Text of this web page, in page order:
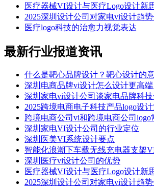
医疗器械VI设计与医疗Logo设计新
2025深圳设计公司对家电vi设计趋
医疗logo科技的治愈力视觉表达
最新行业报道资讯
什么是靶心品牌设计？靶心设计的
深圳电商品牌vi设计怎么设计更高端
深圳家电vi设计公司谈家电品牌科
2025跨境电商电子科技产品logo设
跨境电商公司vi和跨境电商公司
深圳家电VI设计公司的行业定位
深圳医美VI系统设计要点
智能化浪潮下车载无线充电器支架
深圳医疗vi设计公司的优势
医疗器械VI设计与医疗Logo设计新
2025深圳设计公司对家电vi设计趋